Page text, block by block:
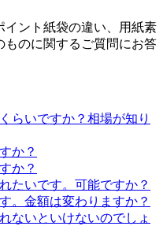
ント紙袋の違い、用紙素
のに関するご質問にお答
らいですか？相場が知り
か？
か？
たいです。可能ですか？
。金額は変わりますか？
ないといけないのでしょ